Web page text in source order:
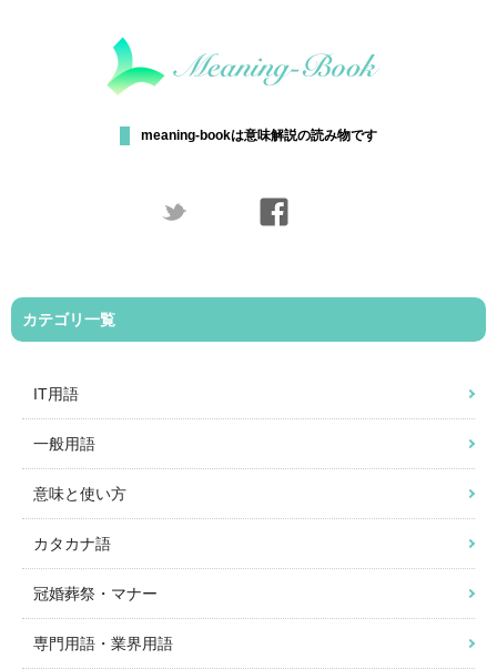
meaning-bookは意味解説の読み物です
カテゴリ一覧
IT用語
一般用語
意味と使い方
カタカナ語
冠婚葬祭・マナー
専門用語・業界用語